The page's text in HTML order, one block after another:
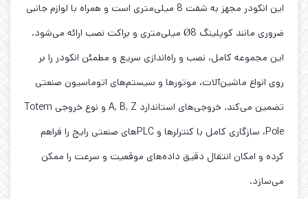
این انکودر مجهز به شفت 8 میلی‌متری است و همراه با لوازم جانبی
ضروری مانند کوپلینگ Ø8 میلی‌متری و براکت نصب ارائه می‌شود.
این مجموعه کامل، نصب و راه‌اندازی سریع و مطمئن انکودر را بر
روی انواع ماشین‌آلات، موتورها و سیستم‌های اتوماسیون صنعتی
تضمین می‌کند. خروجی‌های استاندارد A, B, Z و نوع خروجی Totem
Pole، سازگاری کامل با کنترلرها و PLCهای صنعتی رایج را فراهم
کرده و امکان انتقال دقیق داده‌های موقعیت و سرعت را ممکن
می‌سازد.